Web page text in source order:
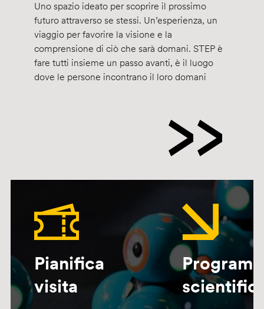
Uno spazio ideato per scoprire il prossimo
futuro attraverso se stessi. Un’esperienza, un
viaggio per favorire la visione e la
comprensione di ciò che sarà domani. STEP è
fare tutti insieme un passo avanti, è il luogo
dove le persone incontrano il loro domani
Pianifica
visita